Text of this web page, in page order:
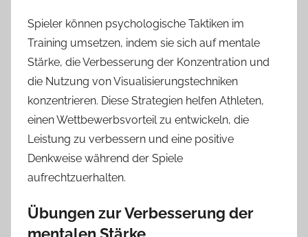
Spieler können psychologische Taktiken im
Training umsetzen, indem sie sich auf mentale
Stärke, die Verbesserung der Konzentration und
die Nutzung von Visualisierungstechniken
konzentrieren. Diese Strategien helfen Athleten,
einen Wettbewerbsvorteil zu entwickeln, die
Leistung zu verbessern und eine positive
Denkweise während der Spiele
aufrechtzuerhalten.
Übungen zur Verbesserung der